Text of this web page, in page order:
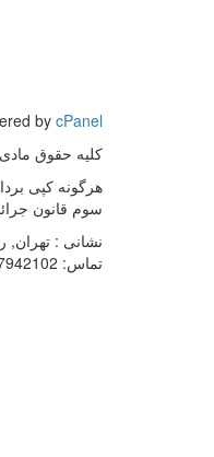
bycPanel
کلیه حقوق
سوم قانون
نشانی : تهران,
تماس: